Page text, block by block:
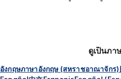
ดูเป็นภา
อังกฤษภาษาอังกฤษ (สหราชอาณาจักร)